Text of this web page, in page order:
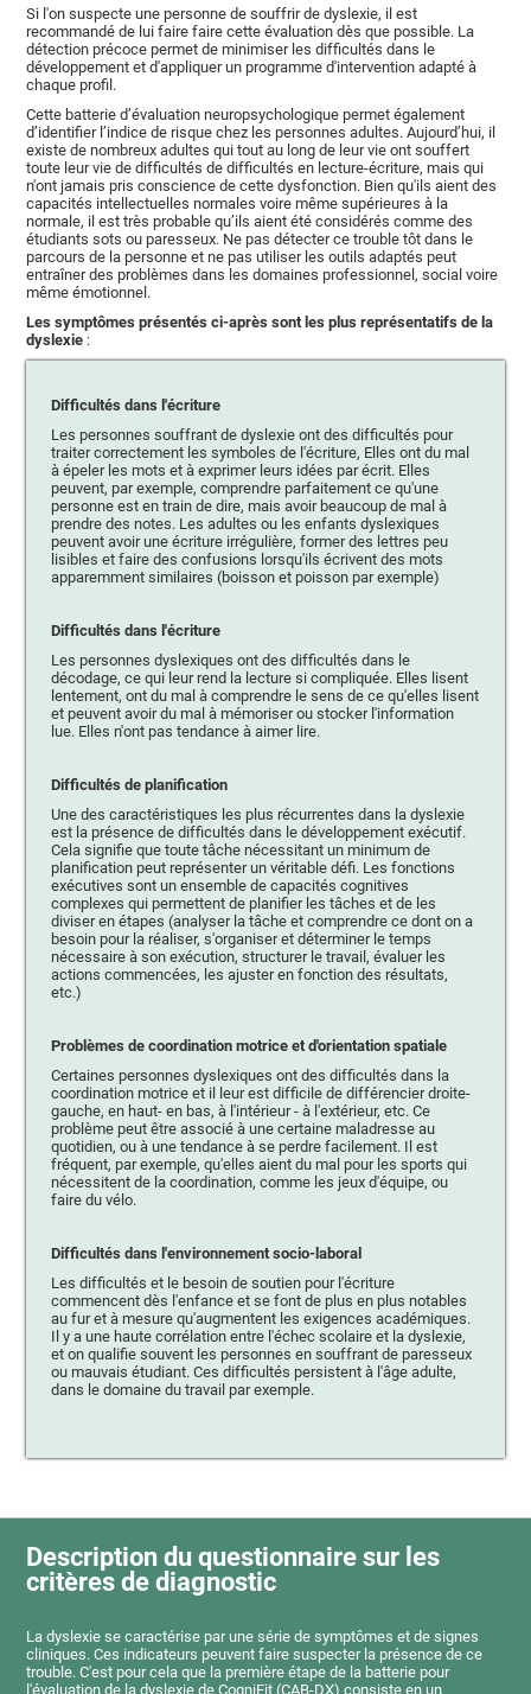
Si l'on suspecte une personne de souffrir de dyslexie, il est
recommandé de lui faire faire cette évaluation dès que possible. La
détection précoce permet de minimiser les difficultés dans le
développement et d'appliquer un programme d'intervention adapté à
chaque profil.
Cette batterie d’évaluation neuropsychologique permet également
d’identifier l’indice de risque chez les personnes adultes. Aujourd’hui, il
existe de nombreux adultes qui tout au long de leur vie ont souffert
toute leur vie de difficultés de difficultés en lecture-écriture, mais qui
n'ont jamais pris conscience de cette dysfonction. Bien qu'ils aient des
capacités intellectuelles normales voire même supérieures à la
normale, il est très probable qu’ils aient été considérés comme des
étudiants sots ou paresseux. Ne pas détecter ce trouble tôt dans le
parcours de la personne et ne pas utiliser les outils adaptés peut
entraîner des problèmes dans les domaines professionnel, social voire
même émotionnel.
Les symptômes présentés ci-après sont les plus représentatifs de la
dyslexie :
Difficultés dans l'écriture
Les personnes souffrant de dyslexie ont des difficultés pour
traiter correctement les symboles de l'écriture, Elles ont du mal
à épeler les mots et à exprimer leurs idées par écrit. Elles
peuvent, par exemple, comprendre parfaitement ce qu'une
personne est en train de dire, mais avoir beaucoup de mal à
prendre des notes. Les adultes ou les enfants dyslexiques
peuvent avoir une écriture irrégulière, former des lettres peu
lisibles et faire des confusions lorsqu'ils écrivent des mots
apparemment similaires (boisson et poisson par exemple)
Difficultés dans l'écriture
Les personnes dyslexiques ont des difficultés dans le
décodage, ce qui leur rend la lecture si compliquée. Elles lisent
lentement, ont du mal à comprendre le sens de ce qu'elles lisent
et peuvent avoir du mal à mémoriser ou stocker l'information
lue. Elles n'ont pas tendance à aimer lire.
Difficultés de planification
Une des caractéristiques les plus récurrentes dans la dyslexie
est la présence de difficultés dans le développement exécutif.
Cela signifie que toute tâche nécessitant un minimum de
planification peut représenter un véritable défi. Les fonctions
exécutives sont un ensemble de capacités cognitives
complexes qui permettent de planifier les tâches et de les
diviser en étapes (analyser la tâche et comprendre ce dont on a
besoin pour la réaliser, s'organiser et déterminer le temps
nécessaire à son exécution, structurer le travail, évaluer les
actions commencées, les ajuster en fonction des résultats,
etc.)
Problèmes de coordination motrice et d'orientation spatiale
Certaines personnes dyslexiques ont des difficultés dans la
coordination motrice et il leur est difficile de différencier droite-
gauche, en haut- en bas, à l'intérieur - à l'extérieur, etc. Ce
problème peut être associé à une certaine maladresse au
quotidien, ou à une tendance à se perdre facilement. Il est
fréquent, par exemple, qu'elles aient du mal pour les sports qui
nécessitent de la coordination, comme les jeux d'équipe, ou
faire du vélo.
Difficultés dans l'environnement socio-laboral
Les difficultés et le besoin de soutien pour l'écriture
commencent dès l'enfance et se font de plus en plus notables
au fur et à mesure qu'augmentent les exigences académiques.
Il y a une haute corrélation entre l'échec scolaire et la dyslexie,
et on qualifie souvent les personnes en souffrant de paresseux
ou mauvais étudiant. Ces difficultés persistent à l'âge adulte,
dans le domaine du travail par exemple.
Description du questionnaire sur les
critères de diagnostic
La dyslexie se caractérise par une série de symptômes et de signes
cliniques. Ces indicateurs peuvent faire suspecter la présence de ce
trouble. C'est pour cela que la première étape de la batterie pour
l'évaluation de la dyslexie de CogniFit (CAB-DX) consiste en un